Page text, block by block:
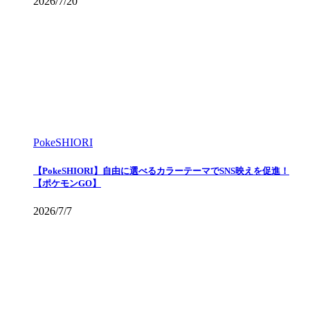
PokeSHIORI
【PokeSHIORI】自由に選べるカラーテーマでSNS映えを促進！
【ポケモンGO】
2026/7/7